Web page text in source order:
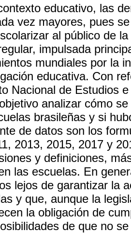
educativo, las
vez mayores, pues
al público de
impulsada
mundiales por la
educativa. Con
Nacional de Estudios
analizar cómo
brasileñas y si
de datos son los
2013, 2015, 2017 y
y definiciones,
las escuelas. En
lejos de garantizar la
y que, aunque la
la obligación de
de que no